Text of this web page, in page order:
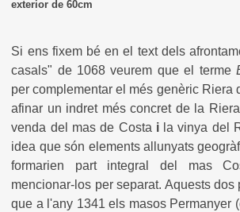
exterior de 60cm
Si ens fixem bé en el text dels
casals" de 1068 veurem que el terme
per complementar el més genèric Riera
afinar un indret més concret de la
venda del mas de Costa ila vinya del
idea que són elements allunyats
formarien part integral del mas
mencionar-los per separat. Aquests dos
que a l'any 1341 els masos Permanyer